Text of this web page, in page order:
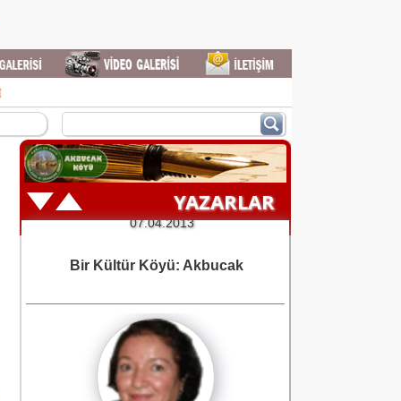
YAZARLAR
Muhlise Ersoy
14.03.2012